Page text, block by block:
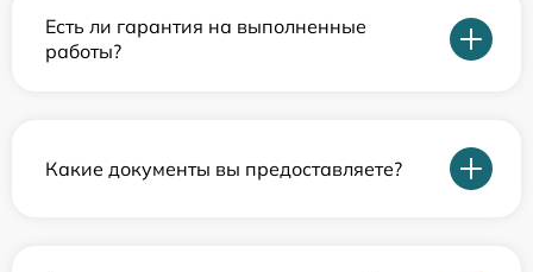
Есть ли гарантия на выполненные
работы?
Какие документы вы предоставляете?